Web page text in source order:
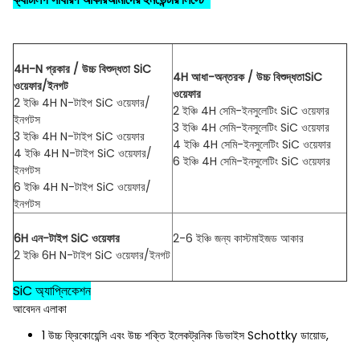
4H-N প্রকার / উচ্চ বিশুদ্ধতা SiC
ওয়েফার/ইনগট
2 ইঞ্চি 4H N-টাইপ SiC ওয়েফার/
ইনগটস
3 ইঞ্চি 4H N-টাইপ SiC ওয়েফার
4 ইঞ্চি 4H N-টাইপ SiC ওয়েফার/
ইনগটস
6 ইঞ্চি 4H N-টাইপ SiC ওয়েফার/
ইনগটস
4H আধা-অন্তরক / উচ্চ বিশুদ্ধতাSiC
ওয়েফার
2 ইঞ্চি 4H সেমি-ইনসুলেটিং SiC ওয়েফার
3 ইঞ্চি 4H সেমি-ইনসুলেটিং SiC ওয়েফার
4 ইঞ্চি 4H সেমি-ইনসুলেটিং SiC ওয়েফার
6 ইঞ্চি 4H সেমি-ইনসুলেটিং SiC ওয়েফার
6H এন-টাইপ SiC ওয়েফার
2 ইঞ্চি 6H N-টাইপ SiC ওয়েফার/ইনগট
2-6 ইঞ্চি জন্য কাস্টমাইজড আকার
SiC অ্যাপ্লিকেশন
আবেদন এলাকা
1 উচ্চ ফ্রিকোয়েন্সি এবং উচ্চ শক্তি ইলেকট্রনিক ডিভাইস Schottky ডায়োড,